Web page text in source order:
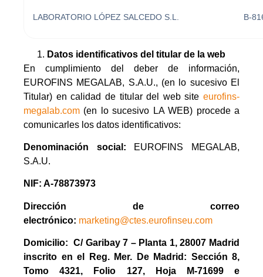
LABORATORIO LÓPEZ SALCEDO S.L. B-
Datos identificativos del titular de la web
En cumplimiento del deber de información,
EUROFINS MEGALAB, S.A.U., (en lo sucesivo El
Titular) en calidad de titular del web site eurofins-
megalab.com (en lo sucesivo LA WEB) procede a
comunicarles los datos identificativos:
Denominación social: EUROFINS MEGALAB,
S.A.U.
NIF: A-78873973
Dirección de correo
electrónico: marketing@ctes.eurofinseu.com
Domicilio: C/ Garibay 7 – Planta 1, 28007 Madrid
inscrito en el Reg. Mer. De Madrid: Sección 8,
Tomo 4321, Folio 127, Hoja M-71699 e